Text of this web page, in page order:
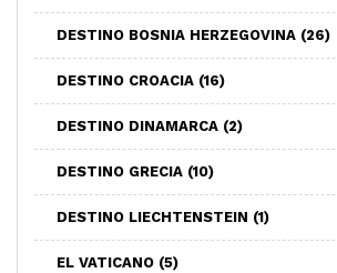
DESTINO BOSNIA HERZEGOVINA (26)
DESTINO CROACIA (16)
DESTINO DINAMARCA (2)
DESTINO GRECIA (10)
DESTINO LIECHTENSTEIN (1)
EL VATICANO (5)